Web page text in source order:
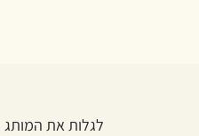
לגלות את המותג